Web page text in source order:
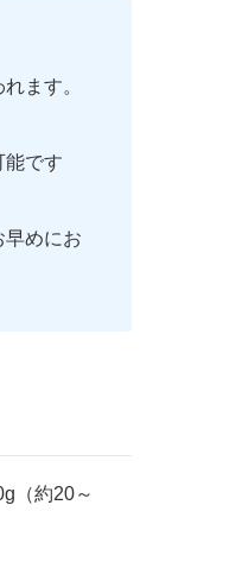
ます。
能です
早めにお
（約20～